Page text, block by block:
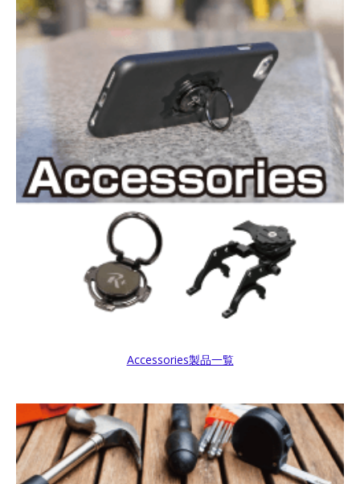
Accessories製品一覧